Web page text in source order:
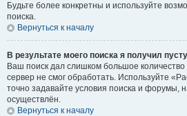
Будьте более конкретны и используйте
поиска.
Вернуться к началу
В результате моего поиска я получил
Ваш поиск дал слишком большое количество
сервер не смог обработать. Используйте
точно задавайте условия поиска и форумы,
осуществлён.
Вернуться к началу